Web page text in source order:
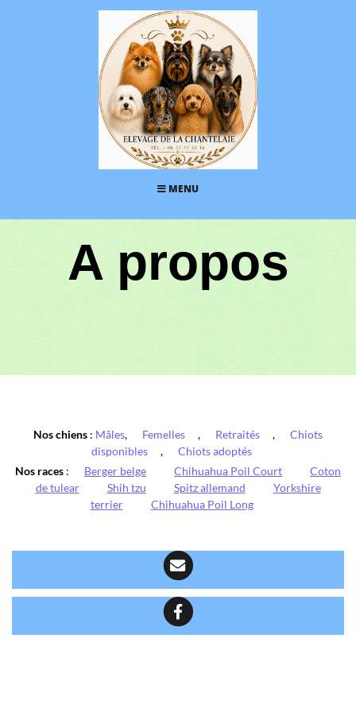
MENU
A propos
Nos chiens : Mâles, Femelles , Retraités ,
Chiots
disponibles
,
Chiots adoptés
Nos races : Berger belge Chihuahua Poil Court
Coton
de tulear
Shih tzu Spitz allemand
Yorkshire
terrier
Chihuahua Poil Long